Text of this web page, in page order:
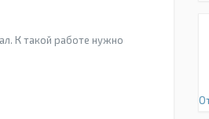
К такой работе нужно